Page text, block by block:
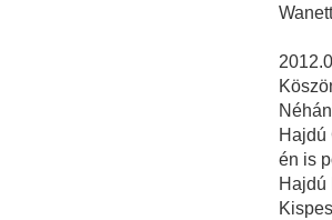
Hajdú
én is
Hajdú